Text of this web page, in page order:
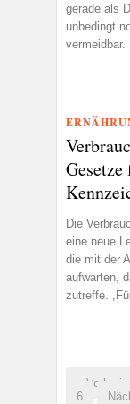
gerade als
unbedingt
vermeidbar.
Die
eine neue
die mit der
aufwarten,
zutreffe.
«
6